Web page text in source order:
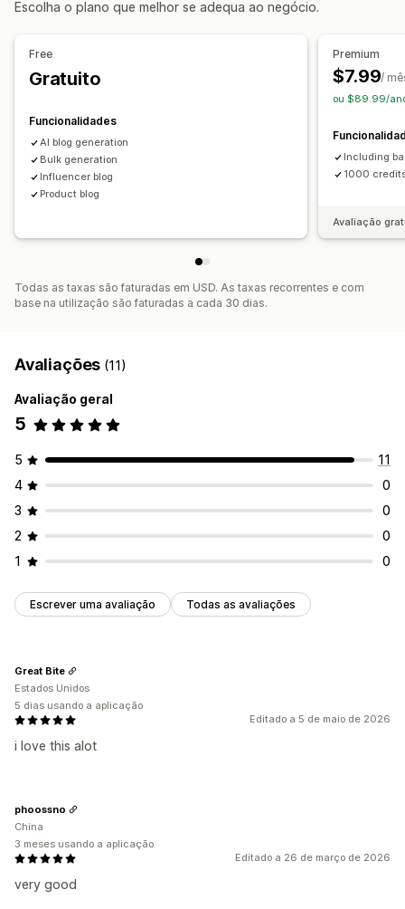
Publicações em destaque
Publicações relacionadas
Publicações marcadas com pin
Escolha o plano que melhor se adequa ao negócio.
Free
Gratuito
Funcionalidades
AI blog generation
Bulk generation
Influencer blog
Product blog
Premium
$7.99/
ou $89.99/
Including
1000
Avaliação
Todas as taxas são faturadas em USD. As taxas recorrentes e com
base na utilização são faturadas a cada 30 dias.
Avaliações (11)
Avaliação geral
5
5
11
4
0
3
0
2
0
1
0
Escrever uma avaliação Todas as avaliações
Editado a 5 de maio de 2026
i love this alot
Great Bite
Estados Unidos
5 dias usando a aplicação
Editado a 26 de março de 2026
very good
phoossno
China
3 meses usando a aplicação